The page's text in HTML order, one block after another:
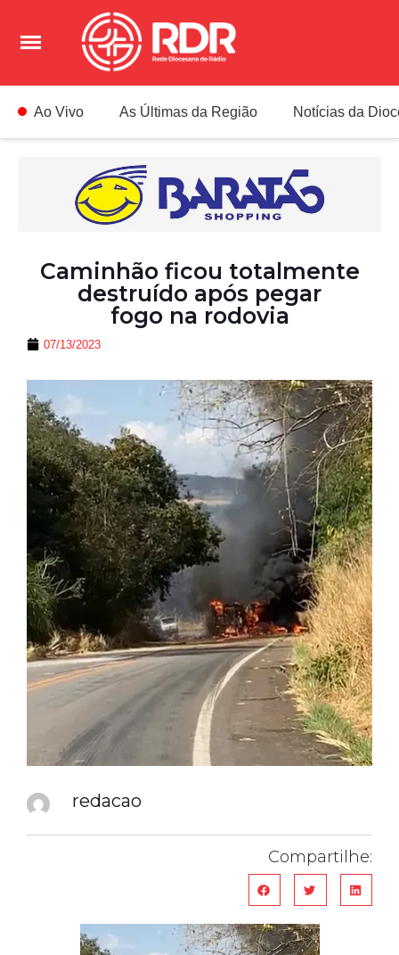
Ao Vivo As Últimas da Região Notícias da
Caminhão ficou totalmente
destruído após pegar
fogo na rodovia
07/13/2023
redacao
Compartilhe: